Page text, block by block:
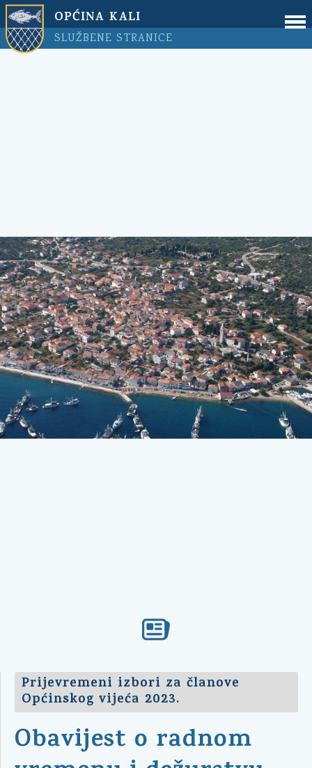
OPĆINA KALI
SLUŽBENE STRANICE
Prijevremeni izbori za članove
Općinskog vijeća 2023.
Obavijest o radnom